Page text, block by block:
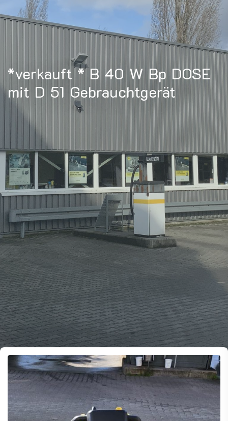
*verkauft * B 40 W Bp DOSE
mit D 51 Gebrauchtgerät